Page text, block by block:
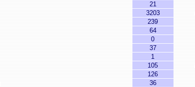
21
3203
239
64
0
37
1
105
126
36